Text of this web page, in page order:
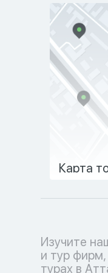
Карта
Изучите
и тур
турах в
каждый